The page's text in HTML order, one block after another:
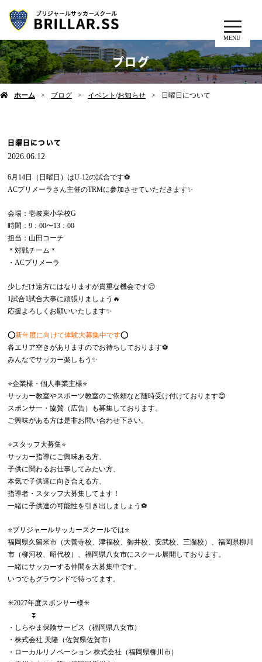
MENU
ブログ
ホーム ブログ イベント /お知らせ 日曜日について
日曜日について
2026.06.12
6月14日（日曜日）はU-12の試合です⚽️
ACプリメーラさん主催のTRMに参加させていただきます✨
会場：壱岐東小学校G
時間：9：00〜13：00
担当：山田コーチ
＊対戦チーム＊
・ACプリメーラ
少しだけ遠方にはなりますが貴重な機会です😊
1試合1試合大事に頑張りましょう🔥
応援よろしくお願いいたします✨
⭕️新年度に向けて体験大募集中です⭕️
各エリア空きがありますのでお待ちしております⚽️
みんなでサッカー楽しもう✨
⭐️企業様・個人事業主様⭐️
サッカー教室やスポーツ教室のご依頼など随時受け付けております😊
スポンサー・協賛（広告）も募集しております。
ご興味がある方は是非お問い合わせ下さい。
⭐️スタッフ大募集⭐️
サッカー指導にご興味ある方、
子供に関わるお仕事してみたい方、
本気で子供達に向き合える方、
指導者・スタッフ大募集してます！
一緒に子供達の可能性を引き出しましょう⚽️
⭐️ブリジャールサッカースクールでは⭐️
福岡県久留米市（大善寺校、津福校、御井校、安武校、三潴校）、福岡県柳川
市（柳河校、昭代校）、福岡県八女市にスクール展開しております。
一緒にサッカーする仲間を大募集中です。
いつでもグラウンドで待ってます。
✳️2027年度スポンサー様✳️
⏬
・しらやま保険サービス（福岡県八女市）
・株式会社 天隆（佐賀県佐賀市）
・ローカルリノベーション 株式会社（福岡県柳川市）